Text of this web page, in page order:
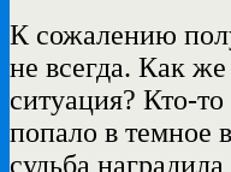
К сожалению
не всегда. Как
ситуация? Кто-
попало в темное
судьба